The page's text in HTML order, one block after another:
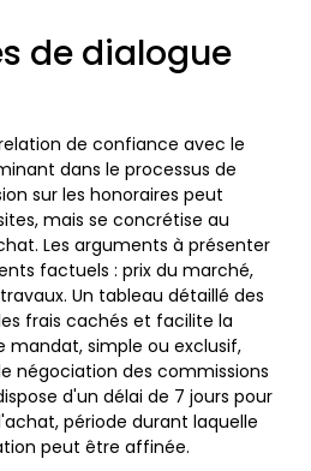
de dialogue
de confiance avec le
dans le processus de
sur les honoraires peut
mais se concrétise au
Les arguments à présenter
factuels : prix du marché,
Un tableau détaillé des
frais cachés et facilite la
mandat, simple ou exclusif,
négociation des commissions
d'un délai de 7 jours pour
période durant laquelle
peut être affinée.